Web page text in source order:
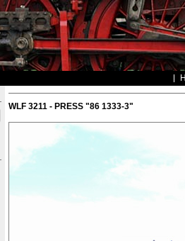
WLF 3211 - PRESS "86 1333-3"